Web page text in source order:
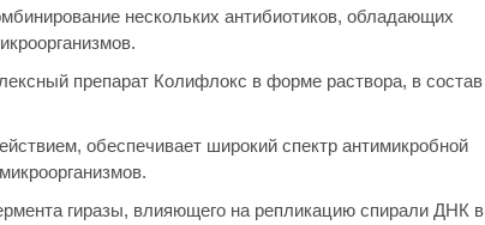
нескольких антибиотиков, обладающих
препарат Колифлокс в форме раствора, в состав
обеспечивает широкий спектр антимикробной
гиразы, влияющего на репликацию спирали ДНК в